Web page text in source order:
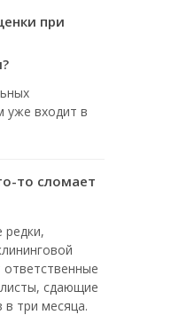
при
уже входит в
то сломает
редки,
сдающие
в три месяца.